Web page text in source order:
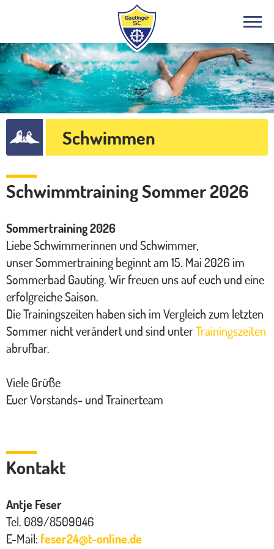
Schwimmen
Schwimmtraining Sommer 2026
Sommertraining 2026
Liebe Schwimmerinnen und Schwimmer,
unser Sommertraining beginnt am 15. Mai 2026 im
Sommerbad Gauting. Wir freuen uns auf euch und eine
erfolgreiche Saison.
Die Trainingszeiten haben sich im Vergleich zum letzten
Sommer nicht verändert und sind unterTrainingszeiten
abrufbar.
Viele Grüße
Euer Vorstands- und Trainerteam
Kontakt
Antje Feser
Tel. 089/8509046
E-Mail: feser24@t-online.de